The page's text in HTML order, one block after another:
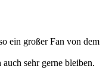
ein großer Fan von dem
sehr gerne bleiben.